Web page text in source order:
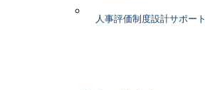
人事評価制度設計サポート